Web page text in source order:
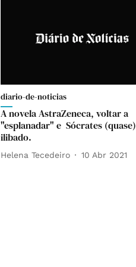
diario-de-noticias
A novela AstraZeneca, voltar a
"esplanadar" e Sócrates (quase)
ilibado.
Helena Tecedeiro 10 Abr 2021